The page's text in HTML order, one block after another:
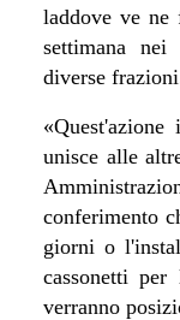
laddove ve ne
settimana
diverse
unisce alle
conferimento
giorni o
cassonetti
verranno